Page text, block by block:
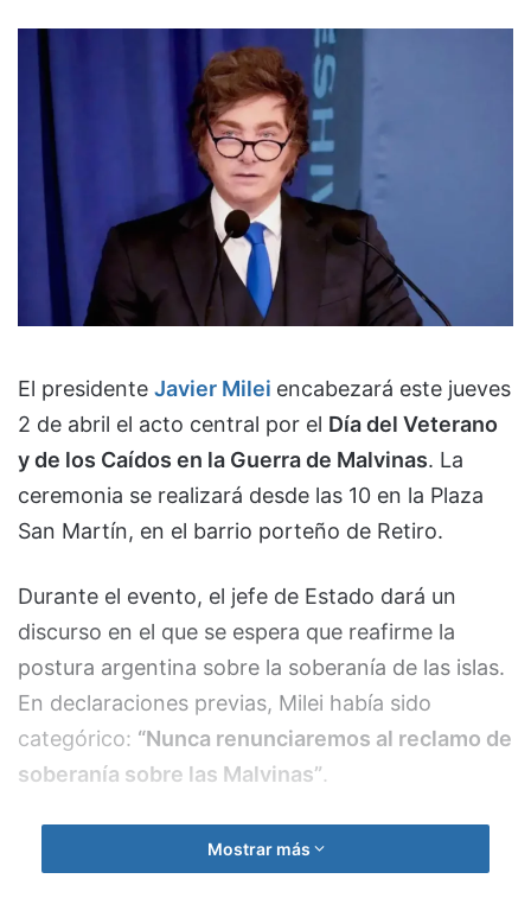
El presidente Javier Milei encabezará este jueves
2 de abril el acto central por el Día del Veterano
y de los Caídos en la Guerra de Malvinas. La
ceremonia se realizará desde las 10 en la Plaza
San Martín, en el barrio porteño de Retiro.
Durante el evento, el jefe de Estado dará un
discurso en el que se espera que reafirme la
postura argentina sobre la soberanía de las islas.
En declaraciones previas, Milei había sido
categórico: “Nunca renunciaremos al reclamo de
soberanía sobre las Malvinas”.
Tras sus palabras, se realizará una
floralen el monumento a los caídos y unminuto
Mostrar más